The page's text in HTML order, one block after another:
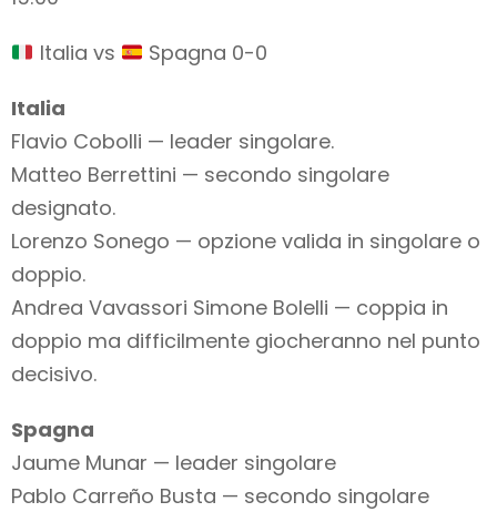
Italia vs
Spagna 0-0
Italia
Flavio Cobolli — leader singolare.
Matteo Berrettini — secondo singolare
designato.
Lorenzo Sonego — opzione valida in singolare o
doppio.
Andrea Vavassori Simone Bolelli — coppia in
doppio ma difficilmente giocheranno nel punto
decisivo.
Spagna
Jaume Munar — leader singolare
Pablo Carreño Busta — secondo singolare